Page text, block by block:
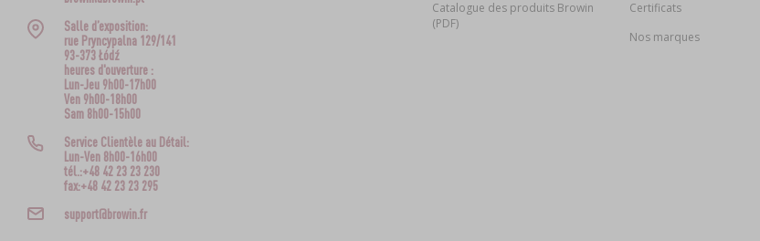
Salle d’exposition:
rue Pryncypalna 129/141
93-373 Łódź
heures d'ouverture :
Lun-Jeu 9h00-17h00
Ven 9h00-18h00
Sam 8h00-15h00
Service Clientèle au Détail:
Lun-Ven 8h00-16h00
tél.:+48 42 23 23 230
fax:+48 42 23 23 295
support@browin.fr
Catalogue des produits Browin
(PDF)
Certificats
Nos marques